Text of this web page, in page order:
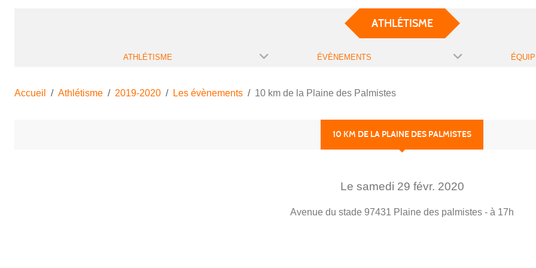
ATHLÉTISME
ATHLÉTISME ÉVÈNEMENTS
Accueil Athlétisme 2019-2020 Les évènements 10 km de la Plaine des Palmistes
10 KM DE LA PLAINE DES PALMISTES
Le samedi 29 févr. 2020
Avenue du stade 97431 Plaine des palmistes - à 17h